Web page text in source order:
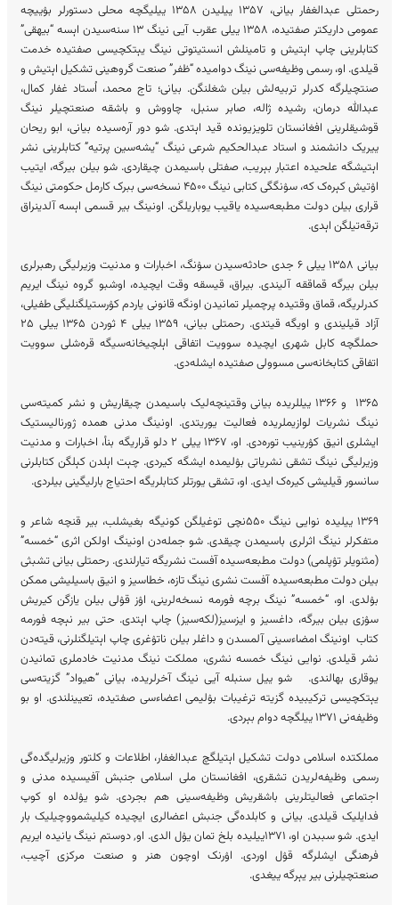
رحمتلی عبدالغفار بیانی، ۱۳۵۷ ییلیدن ۱۳۵۸ ییلیگچه محلی دستورلر بۉییچه
عمومی داریکتر صفتیده، ۱۳۵۸ ییلی عقرب آیی نینگ ۱۳ سنه‌سیدن اېسه “بیهقی”
کتابلرینی چاپ اېتیش و تامینلش انستیتوتی نینگ یېتکچیسی صفتیده خدمت
قیلدی. او، رسمی وظیفه‌سی نینگ دوامیده “ظفر” صنعت گروهینی تشکیل اېتیش و
صنتچیلرگه کدرلر تربیه‌لش بیلن شغلنگن. بیانی؛ تاج محمد، اُستاد غفار کمال،
عبدالله درمان، رشیده ژاله، صابر سنبل، چاووش و باشقه صنعتچیلر نینگ
قوشیقلرینی افغانستان تلویزیونده قید اېتدی. شو دور آره‌سیده بیانی، ابو ریحان
ییریک دانشمند و استاد عبدالحکیم شرعی نینگ “یشه‌سین پرتیه‌” کتابلرینی نشر
اېتیشگه علحیده اعتبار بېریب، صفتلی باسیمدن چیقاردی. شو بیلن بیرگه، ایتیب
اۉتیش کېره‌ک که، سۉنگگی کتابی نینگ ۴۵۰۰ نسخه‌سی ببرک کارمل حکومتی نینگ
قراری بیلن دولت مطبعه‌سیده یاقیب یوباریلگن. اونینگ بیر قسمی اېسه آلدینراق
ترقه‌تیلگن اېدی.
بیانی ۱۳۵۸ ییلی ۶ جدی حادثه‌سیدن سۉنگ، اخبارات و مدنیت وزیرلیگی رهبرلری
بیلن بیرگه قماققه آلیندی. بیراق، قیسقه وقت ایچیده، اوشبو گروه نینگ ایریم
کدرلریگه، قماق وقتیده پرچمیلر تمانیدن اونگه قانونی یاردم کۉرستیلگنلیگی طفیلی،
آزاد قیلیندی و اویگه قیتدی. رحمتلی بیانی، ۱۳۵۹ ییلی ۴ ثوردن ۱۳۶۵ ییلی ۲۵
حملگچه کابل شهری ایچیده سوویت اتفاقی اېلچیخانه‌سیگه قره‌شلی سوویت
اتفاقی کتابخانه‌سی مسوولی صفتیده ایشله‌دی.
۱۳۶۵ و ۱۳۶۶ ییللریده بیانی وقتینچه‌لیک باسیمدن چیقاریش و نشر کمیته‌سی
نینگ نشریات لوازیملریده فعالیت یوریتدی. اونینگ مدنی همده ژورنالیستیک
ایشلری انیق کۉرینیب توره‌دی. او، ۱۳۶۷ ییلی ۲ دلو قراریگه بنأ، اخبارات و مدنیت
وزیرلیگی نینگ تشقی نشریاتی بۉلیمده ایشگه کیردی. چېت اېلدن کېلگن کتابلرنی
سانسور قیلیشی کیره‌ک ایدی. او، تشقی یورتلر کتابلریگه احتیاج بارلیگینی بیلردی.
۱۳۶۹ ییلیده نوایی نینگ ۵۵۰نچی توغیلگن کونیگه بغیشلب، بیر قنچه شاعر و
متفکرلر نینگ اثرلری باسیمدن چیقدی. شو جمله‌دن اونینگ اولکن اثری “خمسه”
(مثنویلر تۉپلمی) دولت مطبعه‌سیده آفست نشریگه تیارلندی. رحمتلی بیانی تشبثی
بیلن دولت مطبعه‌سیده آفست نشری نینگ تازه، خطاسیز و انیق باسیلیشی ممکن
بۉلدی. او، “خمسه” نینگ برچه فورمه نسخه‌لرینی، اۉز قۉلی بیلن یازگن کیریش
سۉزی بیلن بیرگه، داغسیز و ایزسیز(لکه‌سیز) چاپ اېتدی. حتی بیر نېچه فورمه
کتاب اونینگ امضاءسینی آلمسدن و داغلر بیلن ناتۉغری چاپ اېتیلگنلرنی، قیته‌دن
نشر قیلدی. نوایی نینگ خمسه نشری، مملکت نینگ مدنیت خادملری تمانیدن
یوقاری بهالندی. شو ییل سنبله آیی نینگ آخرلریده، بیانی “هیواد” گزیته‌سی
یېتکچیسی ترکیبیده گزیته‌ ترغیبات بۉلیمی اعضاءسی صفتیده، تعیینلندی. او بو
وظیفه‌نی ۱۳۷۱ ییلگچه دوام بېردی.
مملکتده اسلامی دولت تشکیل اېتیلگچ عبدالغفار، اطلاعات و کلتور وزیرلیگده‌گی
رسمی وظیفه‌لریدن تشقری، افغانستان ملی اسلامی جنبش آفیسیده مدنی و
اجتماعی فعالیتلرینی باشقریش وظیفه‌سینی هم بجردی. شو یۉلده او کوپ
فدایلیک قیلدی. بیانی و کابلده‌گی جنبش اعضالری ایچیده کیلیشمووچیلیک بار
ایدی. شو سببدن او، ۱۳۷۱ییلیده بلخ تمان یۉل الدی. او, دوستم نینگ یانیده ایریم
فرهنگی ایشلرگه قۉل اوردی. اۉرنک اوچون هنر و صنعت مرکزی آچیب،
صنعتچیلرنی بیر یېرگه ییغدی.